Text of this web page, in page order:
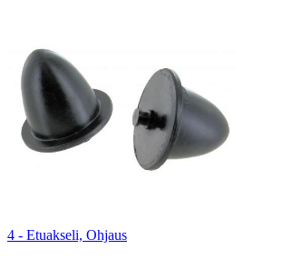
4 - Etuakseli, Ohjaus